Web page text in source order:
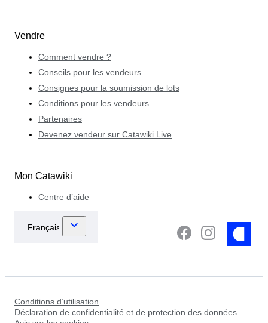
Vendre
Comment vendre ?
Conseils pour les vendeurs
Consignes pour la soumission de lots
Conditions pour les vendeurs
Partenaires
Devenez vendeur sur Catawiki Live
Mon Catawiki
Centre d’aide
Conditions d’utilisation
Déclaration de confidentialité et de protection des données